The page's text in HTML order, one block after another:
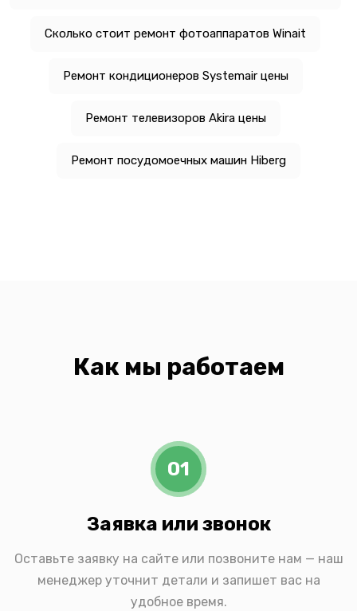
Сколько стоит ремонт фотоаппаратов Winait
Ремонт кондиционеров Systemair цены
Ремонт телевизоров Akira цены
Ремонт посудомоечных машин Hiberg
Как мы работаем
01
Заявка или звонок
Оставьте заявку на сайте или позвоните нам — наш
менеджер уточнит детали и запишет вас на
удобное время.